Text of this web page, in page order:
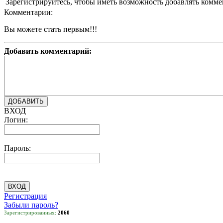
Комментарии:
Вы можете стать первым!!!
Добавить комментарий:
ВХОД
Логин:
Пароль:
Регистрация
Забыли пароль?
Зарегистрированных: 2060